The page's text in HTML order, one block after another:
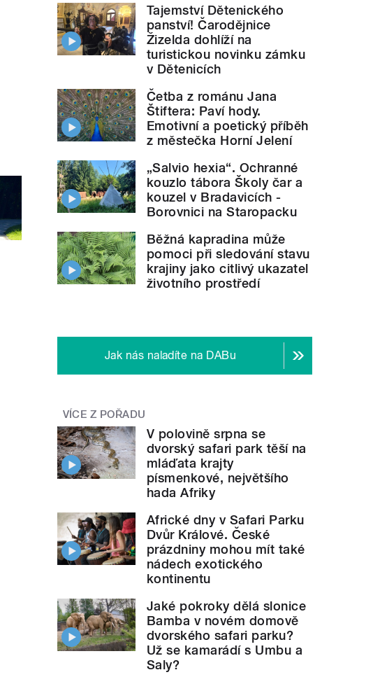
Tajemství Dětenického
panství! Čarodějnice
Žizelda dohlíží na
turistickou novinku zámku
v Dětenicích
Četba z románu Jana
Štiftera: Paví hody.
Emotivní a poetický příběh
z městečka Horní Jelení
„Salvio hexia“. Ochranné
kouzlo tábora Školy čar a
kouzel v Bradavicích -
Borovnici na Staropacku
Běžná kapradina může
pomoci při sledování stavu
krajiny jako citlivý ukazatel
životního prostředí
Jak nás naladíte na DABu
VÍCE Z POŘADU
V polovině srpna se
dvorský safari park těší na
mláďata krajty
písmenkové, největšího
hada Afriky
Africké dny v Safari Parku
Dvůr Králové. České
prázdniny mohou mít také
nádech exotického
kontinentu
Jaké pokroky dělá slonice
Bamba v novém domově
dvorského safari parku?
Už se kamarádí s Umbu a
Saly?